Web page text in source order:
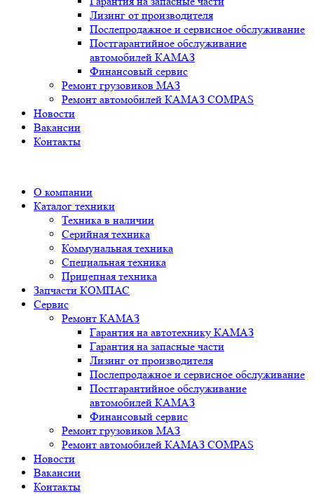
Лизинг от производителя
Послепродажное и сервисное обслуживание
Постгарантийное обслуживание
автомобилей КАМАЗ
Финансовый сервис
Ремонт грузовиков МАЗ
Ремонт автомобилей КАМАЗ COMPAS
Новости
Вакансии
Контакты
О компании
Каталог техники
Техника в наличии
Серийная техника
Коммунальная техника
Специальная техника
Прицепная техника
Запчасти КОМПАС
Сервис
Ремонт КАМАЗ
Гарантия на автотехнику КАМАЗ
Гарантия на запасные части
Лизинг от производителя
Послепродажное и сервисное обслуживание
Постгарантийное обслуживание
автомобилей КАМАЗ
Финансовый сервис
Ремонт грузовиков МАЗ
Ремонт автомобилей КАМАЗ COMPAS
Новости
Вакансии
Контакты